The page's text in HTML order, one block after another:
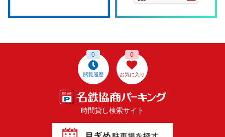
閲覧履歴
0
お気に入り
0
時間貸し検索サイト